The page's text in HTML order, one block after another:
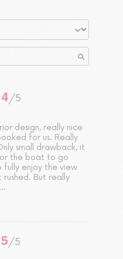
4/5
design, really nice
for us. Really
small drawback, it
the boat to go
fully enjoy the view
But really
...
5/5